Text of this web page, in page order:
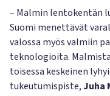
– Malmin lentokentän
Suomi menettävät
valossa myös valmiin
teknologioita.
toisessa keskeinen
tukeutumispiste, Juha